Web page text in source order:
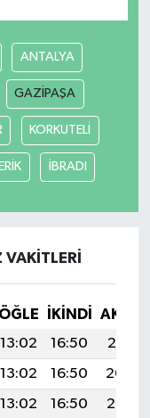
ANTALYA
GAZİPAŞA
KORKUTELİ
İBRADI
ÖĞLE İKINDI
13:02 16:50
20:10
13:02 16:50
20:09
13:02 16:50
20:08